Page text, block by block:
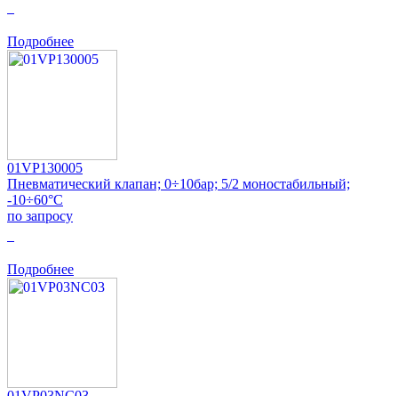
Подробнее
01VP130005
Пневматический клапан; 0÷10бар; 5/2 моностабильный;
-10÷60°C
по запросу
Подробнее